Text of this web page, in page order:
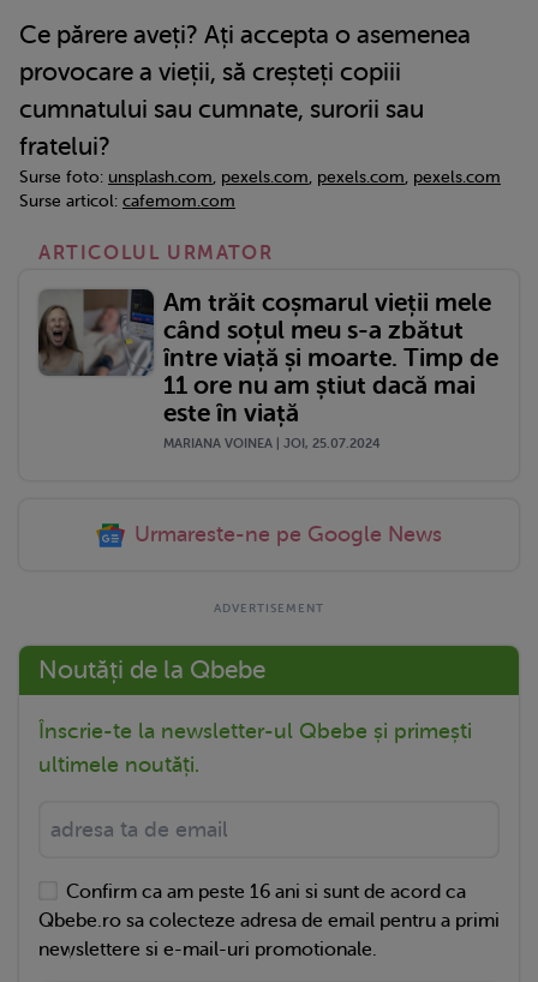
Ce părere aveți? Ați accepta o asemenea
provocare a vieții, să creșteți copiii
cumnatului sau cumnate, surorii sau
fratelui?
Surse foto: unsplash.com, pexels.com, pexels.com, pexels.com
Surse articol: cafemom.com
ARTICOLUL URMATOR
Am trăit coșmarul vieții mele
când soțul meu s-a zbătut
între viață și moarte. Timp de
11 ore nu am știut dacă mai
este în viață
MARIANA VOINEA | JOI, 25.07.2024
Urmareste-ne pe Google News
Noutăți de la Qbebe
Înscrie-te la newsletter-ul Qbebe și primești
ultimele noutăți.
Confirm ca am peste 16 ani si sunt de acord ca
Qbebe.ro sa colecteze adresa de email pentru a primi
newslettere si e-mail-uri promotionale.